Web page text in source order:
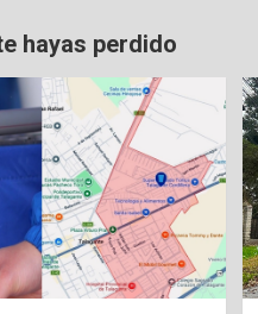
hayas perdido